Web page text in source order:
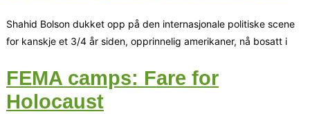
Shahid Bolson dukket opp på den internasjonale politiske scene
for kanskje et 3/4 år siden, opprinnelig amerikaner, nå bosatt i
FEMA camps: Fare for
Holocaust